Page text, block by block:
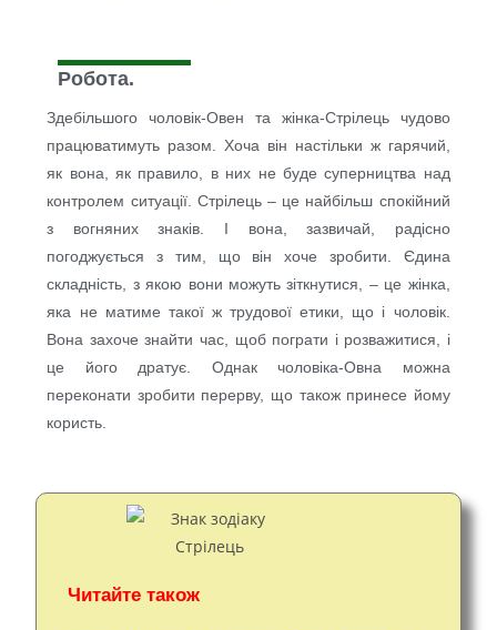
Робота.
Здебільшого чоловік-Овен та жінка-Стрілець чудово
працюватимуть разом. Хоча він настільки ж гарячий,
як вона, як правило, в них не буде суперництва над
контролем ситуації. Стрілець – це найбільш спокійний
з вогняних знаків. І вона, зазвичай, радісно
погоджується з тим, що він хоче зробити. Єдина
складність, з якою вони можуть зіткнутися, – це жінка,
яка не матиме такої ж трудової етики, що і чоловік.
Вона захоче знайти час, щоб пограти і розважитися, і
це його дратує. Однак чоловіка-Овна можна
переконати зробити перерву, що також принесе йому
користь.
Читайте також